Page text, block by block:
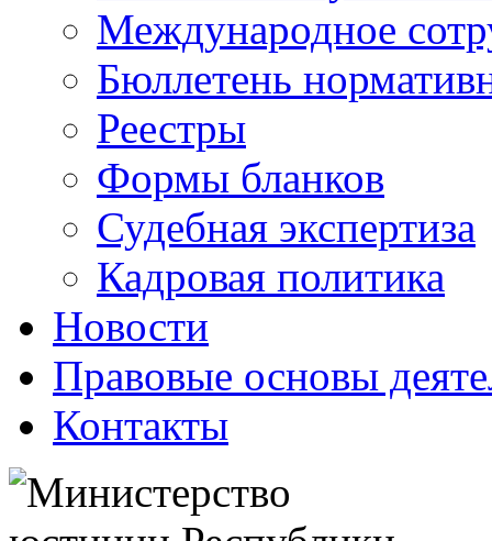
Международное
Бюллетень
Реестры
Формы бланков
Судебная экспертиза
Кадровая политика
Новости
Правовые основы
Контакты